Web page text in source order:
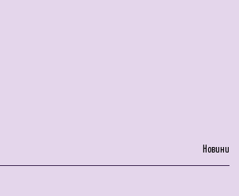
Новини